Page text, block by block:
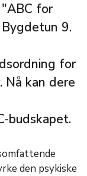
for
9.
for
Nå kan dere
budskapet.
den psykiske